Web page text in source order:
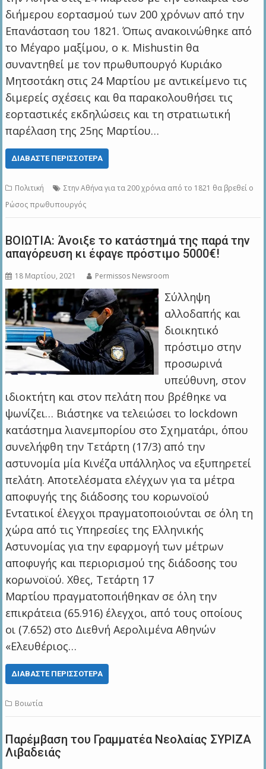
διήμερου εορτασμού των 200 χρόνων από την
Επανάσταση του 1821. Όπως ανακοινώθηκε από
το Μέγαρο μαξίμου, ο κ. Mishustin θα
συναντηθεί με τον πρωθυπουργό Κυριάκο
Μητσοτάκη στις 24 Μαρτίου με αντικείμενο τις
διμερείς σχέσεις και θα παρακολουθήσει τις
εορταστικές εκδηλώσεις και τη στρατιωτική
παρέλαση της 25ης Μαρτίου…
ΔΙΑΒΆΣΤΕ ΠΕΡΙΣΣΌΤΕΡΑ
Πολιτική
Στην Αθήνα για τα 200 χρόνια από το 1821 θα βρεθεί ο
Ρώσος πρωθυπουργός
ΒΟΙΩΤΙΑ: Άνοιξε το κατάστημά της παρά την
απαγόρευση κι έφαγε πρόστιμο 5000€!
18 Μαρτίου, 2021 Permissos Newsroom
Σύλληψη
αλλοδαπής και
διοικητικό
πρόστιμο στην
προσωρινά
υπεύθυνη, στον
ιδιοκτήτη και στον πελάτη που βρέθηκε να
ψωνίζει… Βιάστηκε να τελειώσει το lockdown
κατάστημα λιανεμπορίου στο Σχηματάρι, όπου
συνελήφθη την Τετάρτη (17/3) από την
αστυνομία μία Κινέζα υπάλληλος να εξυπηρετεί
πελάτη. Αποτελέσματα ελέγχων για τα μέτρα
αποφυγής της διάδοσης του κορωνοϊού
Εντατικοί έλεγχοι πραγματοποιούνται σε όλη τη
χώρα από τις Υπηρεσίες της Ελληνικής
Αστυνομίας για την εφαρμογή των μέτρων
αποφυγής και περιορισμού της διάδοσης του
κορωνοϊού. Χθες, Τετάρτη 17
Μαρτίου πραγματοποιήθηκαν σε όλη την
επικράτεια (65.916) έλεγχοι, από τους οποίους
οι (7.652) στο Διεθνή Αερολιμένα Αθηνών
«Ελευθέριος…
ΔΙΑΒΆΣΤΕ ΠΕΡΙΣΣΌΤΕΡΑ
Βοιωτία
Παρέμβαση του Γραμματέα Νεολαίας ΣΥΡΙΖΑ
Λιβαδειάς